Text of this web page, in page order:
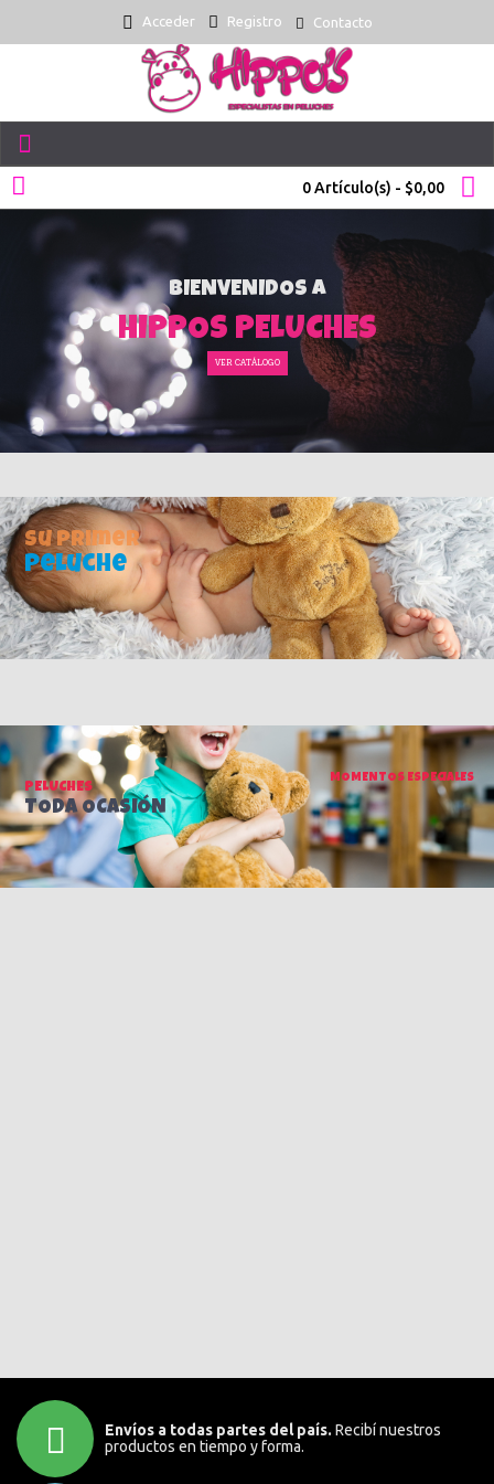
Acceder Registro Contacto
0 Artículo(s) - $0,00
BIENVENIDOS A
HIPPOS PELUCHES
VER CATÁLOGO
Su primer
peluche
PELUCHES
TODA OCASIÓN
MOMENTOS ESPECIALES
Envíos a todas partes del país. Recibí nuestros
productos en tiempo y forma.